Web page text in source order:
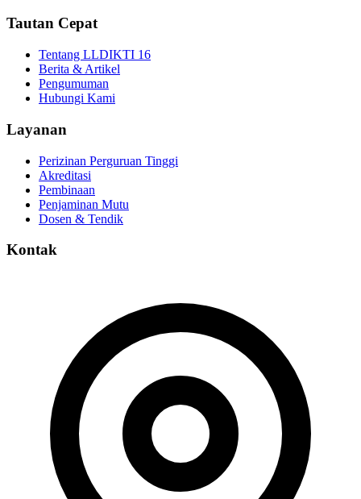
Tautan Cepat
Tentang LLDIKTI 16
Berita & Artikel
Pengumuman
Hubungi Kami
Layanan
Perizinan Perguruan Tinggi
Akreditasi
Pembinaan
Penjaminan Mutu
Dosen & Tendik
Kontak